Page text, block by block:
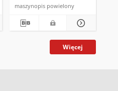
maszynopis powielony
Więcej